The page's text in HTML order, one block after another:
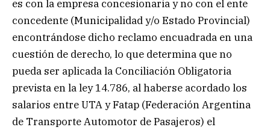
es con la empresa concesionaria y no con el ente
concedente (Municipalidad y/o Estado Provincial)
encontrándose dicho reclamo encuadrada en una
cuestión de derecho, lo que determina que no
pueda ser aplicada la Conciliación Obligatoria
prevista en la ley 14.786, al haberse acordado los
salarios entre UTA y Fatap (Federación Argentina
de Transporte Automotor de Pasajeros) el